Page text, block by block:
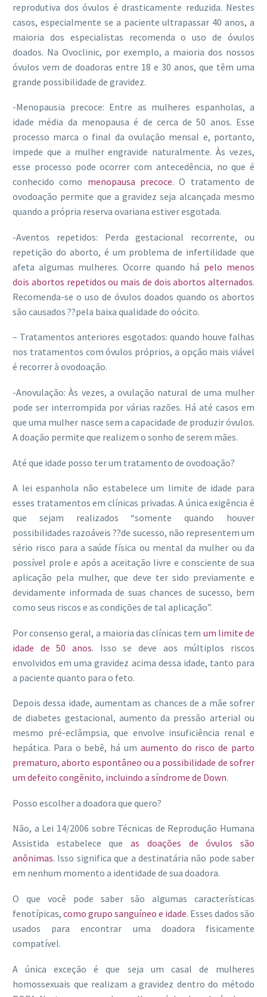
reprodutiva dos óvulos é drasticamente reduzida. Nestes
casos, especialmente se a paciente ultrapassar 40 anos, a
maioria dos especialistas recomenda o uso de óvulos
doados. Na Ovoclinic, por exemplo, a maioria dos nossos
óvulos vem de doadoras entre 18 e 30 anos, que têm uma
grande possibilidade de gravidez.
-Menopausia precoce: Entre as mulheres espanholas, a
idade média da menopausa é de cerca de 50 anos. Esse
processo marca o final da ovulação mensal e, portanto,
impede que a mulher engravide naturalmente. Às vezes,
esse processo pode ocorrer com antecedência, no que é
conhecido como menopausa precoce. O tratamento de
ovodoação permite que a gravidez seja alcançada mesmo
quando a própria reserva ovariana estiver esgotada.
-Aventos repetidos: Perda gestacional recorrente, ou
repetição do aborto, é um problema de infertilidade que
afeta algumas mulheres. Ocorre quando há pelo menos
dois abortos repetidos ou mais de dois abortos alternados.
Recomenda-se o uso de óvulos doados quando os abortos
são causados ??pela baixa qualidade do oócito.
– Tratamentos anteriores esgotados: quando houve falhas
nos tratamentos com óvulos próprios, a opção mais viável
é recorrer à ovodoação.
-Anovulação: Às vezes, a ovulação natural de uma mulher
pode ser interrompida por várias razões. Há até casos em
que uma mulher nasce sem a capacidade de produzir óvulos.
A doação permite que realizem o sonho de serem mães.
Até que idade posso ter um tratamento de ovodoação?
A lei espanhola não estabelece um limite de idade para
esses tratamentos em clínicas privadas. A única exigência é
que sejam realizados “somente quando houver
possibilidades razoáveis ??de sucesso, não representem um
sério risco para a saúde física ou mental da mulher ou da
possível prole e após a aceitação livre e consciente de sua
aplicação pela mulher, que deve ter sido previamente e
devidamente informada de suas chances de sucesso, bem
como seus riscos e as condições de tal aplicação”.
Por consenso geral, a maioria das clínicas tem um limite de
idade de 50 anos. Isso se deve aos múltiplos riscos
envolvidos em uma gravidez acima dessa idade, tanto para
a paciente quanto para o feto.
Depois dessa idade, aumentam as chances de a mãe sofrer
de diabetes gestacional, aumento da pressão arterial ou
mesmo pré-eclâmpsia, que envolve insuficiência renal e
hepática. Para o bebê, há um aumento do risco de parto
prematuro, aborto espontâneo ou a possibilidade de sofrer
um defeito congênito, incluindo a síndrome de Down.
Posso escolher a doadora que quero?
Não, a Lei 14/2006 sobre Técnicas de Reprodução Humana
Assistida estabelece queas doações de óvulos são
anônimas. Isso significa que a destinatária não pode saber
em nenhum momento a identidade de sua doadora.
O que você pode saber são algumas características
fenotípicas, como grupo sanguíneo e idade. Esses dados são
usados para encontrar uma doadora fisicamente
compatível.
A única exceção é que seja um casal de mulheres
homossexuais que realizam a gravidez dentro do método